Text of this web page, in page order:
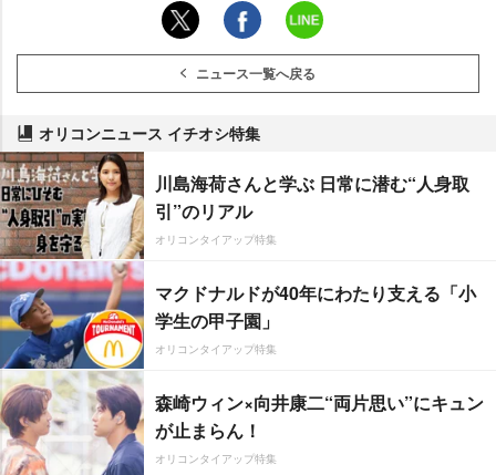
ニュース一覧へ戻る
オリコンニュース イチオシ特集
川島海荷さんと学ぶ 日常に潜む“人身取
引”のリアル
オリコンタイアップ特集
マクドナルドが40年にわたり支える「小
学生の甲子園」
オリコンタイアップ特集
森崎ウィン×向井康二“両片思い”にキュン
が止まらん！
オリコンタイアップ特集